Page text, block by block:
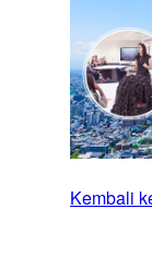
Kembali